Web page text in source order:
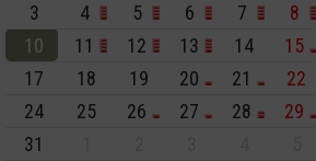
3
4 5 6 7 8
10
11 12 13 14 15
17
18 19 20 21 22
24
25 26 27 28 29
31